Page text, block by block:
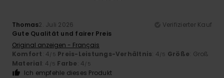
Thomas2. Juli 2026
Verifizierter Kauf
Gute Qualität und fairer Preis
Original anzeigen - Français
Komfort: 4/5 Preis-Leistungs-Verhältnis: 4/5 Größe: Groß
Material: 4 /5 Farbe: 4/5
Ich empfehle dieses Produkt